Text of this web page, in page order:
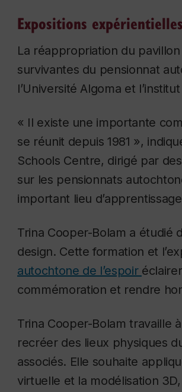
Expositions
La réappropriation du
survivantes du pensionnat
l’Université Algoma et
« Il existe une importante
se réunit depuis 1981 »,
Schools Centre, dirigé par
sur les pensionnats
important lieu
Trina Cooper-Bolam a étudié
design. Cette formation et
autochtone de l’espoir
commémoration et rendre
Trina Cooper-Bolam travaille
recréer des lieux physiques
associés. Elle souhaite
virtuelle et la modélisation